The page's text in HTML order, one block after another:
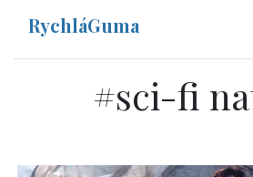
RychláGuma
#sci-fi